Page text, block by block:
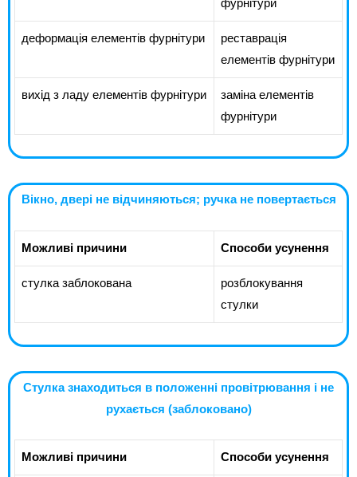
фурнітури
деформація елементів фурнітури
реставрація
елементів фурнітури
вихід з ладу елементів фурнітури
заміна елементів
фурнітури
Вікно, двері не відчиняються; ручка не повертається
Можливі причини Способи усунення
стулка заблокована
розблокування
стулки
Стулка знаходиться в положенні провітрювання і не
рухається (заблоковано)
Можливі причини Способи усунення